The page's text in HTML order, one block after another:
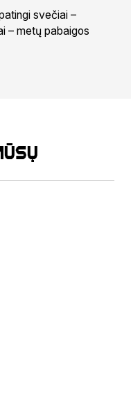
svečiai –
– metų pabaigos